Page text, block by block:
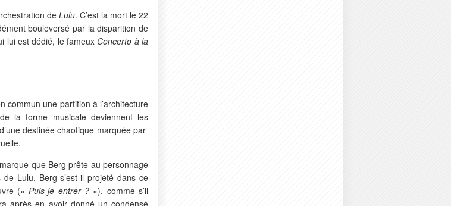
de Lulu. C’est la mort le 22
bouleversé par la disparition de
lui est dédié, le fameux Concerto à la
commun une partition à l’architecture
la forme musicale deviennent les
destinée chaotique marquée par
que Berg prête au personnage
Lulu. Berg s’est-il projeté dans ce
(«Puis-je entrer ? »), comme s’il
après en avoir donné un condensé